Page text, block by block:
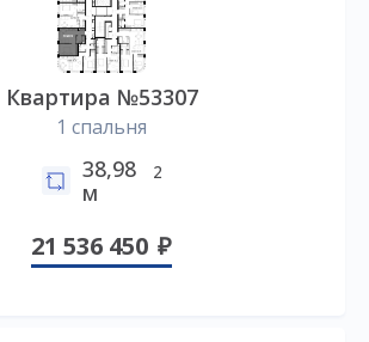
Квартира №53307
1 спальня
38,98
м
2
21 536 450